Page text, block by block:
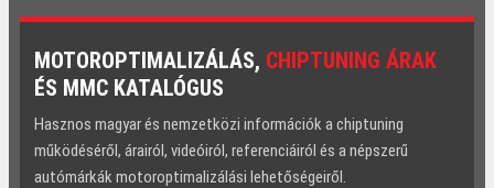
MOTOROPTIMALIZÁLÁS, CHIPTUNING ÁRAK
ÉS MMC KATALÓGUS
Hasznos magyar és nemzetközi információk a chiptuning
működéséről, árairól, videóiról, referenciáiról és a népszerű
autómárkák motoroptimalizálási lehetőségeiről.